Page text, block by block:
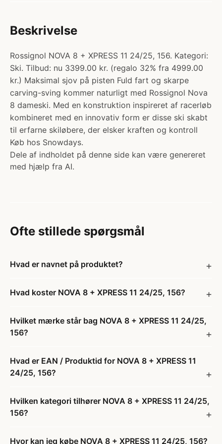
Beskrivelse
Rossignol NOVA 8 + XPRESS 11 24/25, 156. Kategori:
Ski. Tilbud: nu 3399.00 kr. (regalo 32% fra 4999.00
kr.) Maksimal sjov på pisten Fuld fart og skarpe
carving-sving kommer naturligt med Rossignol Nova
8 dameski. Med en konstruktion inspireret af racerløb
kombineret med en innovativ form er disse ski skabt
til erfarne skiløbere, der elsker kraften og kontroll
Køb hos Snowdays.
Dele af indholdet på denne side kan være genereret
med hjælp fra AI.
Ofte stillede spørgsmål
Hvad er navnet på produktet?
Hvad koster NOVA 8 + XPRESS 11 24/25, 156?
Hvilket mærke står bag NOVA 8 + XPRESS 11 24/25,
156?
Hvad er EAN / Produktid for NOVA 8 + XPRESS 11
24/25, 156?
Hvilken kategori tilhører NOVA 8 + XPRESS 11 24/25,
156?
Hvor kan jeg købe NOVA 8 + XPRESS 11 24/25, 156?